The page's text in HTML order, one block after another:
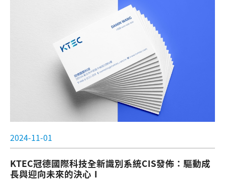
2024-11-01
KTEC冠德國際科技全新識別系統CIS發佈：驅動成
長與迎向未來的決心Ⅰ